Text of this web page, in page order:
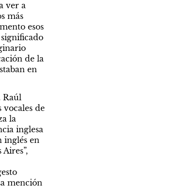
ver a
más
esos
de la
en
Raúl
de
la
inglesa
inglés en
mención